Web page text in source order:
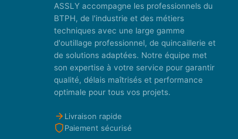
ASSLY accompagne les professionnels du
BTPH, de l'industrie et des métiers
techniques avec une large gamme
d'outillage professionnel, de quincaillerie et
de solutions adaptées. Notre équipe met
son expertise à votre service pour garantir
qualité, délais maîtrisés et performance
optimale pour tous vos projets.
Livraison rapide
Paiement sécurisé